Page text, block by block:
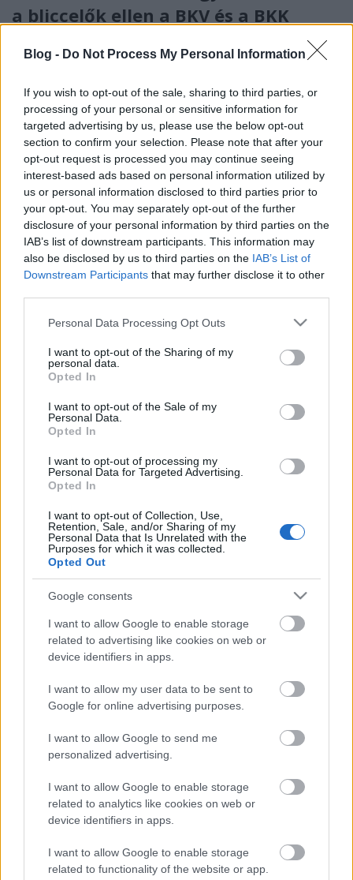
Blog - Do Not Process My Personal Information
If you wish to opt-out of the sale, sharing to third parties, or
processing of your personal or sensitive information for
targeted advertising by us, please use the below opt-out
section to confirm your selection. Please note that after your
opt-out request is processed you may continue seeing
interest-based ads based on personal information utilized by
us or personal information disclosed to third parties prior to
your opt-out. You may separately opt-out of the further
disclosure of your personal information by third parties on the
IAB’s list of downstream participants. This information may
also be disclosed by us to third parties on the IAB’s List of
Downstream Participants that may further disclose it to other
Please note that this website/app uses one or more Google
not limited to your visit or usage behaviour. You may click to
grant or deny consent to Google and its third-party tags to
use your data for below specified purposes in below Google
consent section.
Personal Data Processing Opt Outs
I want to opt-out of the Sharing of my
personal data.
Opted In
I want to opt-out of the Sale of my
Personal Data.
Opted In
I want to opt-out of processing my
Personal Data for Targeted Advertising.
Opted In
I want to opt-out of Collection, Use,
Retention, Sale, and/or Sharing of my
Personal Data that Is Unrelated with the
Purposes for which it was collected.
Opted Out
Google consents
I want to allow Google to enable storage
related to advertising like cookies on web or
device identifiers in apps.
I want to allow my user data to be sent to
Google for online advertising purposes.
I want to allow Google to send me
personalized advertising.
I want to allow Google to enable storage
related to analytics like cookies on web or
device identifiers in apps.
I want to allow Google to enable storage
related to functionality of the website or app.
a bliccelők ellen a BKV és a BKK
Központ által kezdeményezett, majd az
Országgyűlés által elfogadott törvénymódosítás
alapján a budapesti tömegközlekedési eszközökön
2011. január 11-étől a közterület-felügyelők is részt
vesznek a jegyellenőrzésben. A…
Betömték a Dózsa György úti
favermet
BKV figyelő.hu•2011. június 28.
Örömmel számolhatunk be róla, hogy a június 16-i
bejegyzésünkben említett magára hagyott belvárosi
megtörtént a hiányolt helyreállítás. A Főkert Zrt.
munkatársai a környéken alkalmazott
Nemzetközi akadályversenyt
hirdetett a BKV
BKV figyelő.hu• 2010. február 05.
Ezen az akadályversenyen minden olyan utas nyer,
aki nem töri ki a nyakát a BKV megállóiban. Csilla
majdnem elbukott ezen a versenyen. Tegnap a 196-
os busz Szentmihályi úti megállójában az egyik
jeges hóbuckán elcsúszott, csak a szerencséjének
Nem szarakodott az FKF
post előzményeivel együtt, amolyan szójátékként.
Történt ugyanis, hogy december 29-én panasszal
készítettem „Szarban úszik a Bocskai úti aluljáró”
címmel. Ebben a postban…
Kitakarították a Bocskai úti aluljárót
BKV figyelő.hu• 2009. január 07.